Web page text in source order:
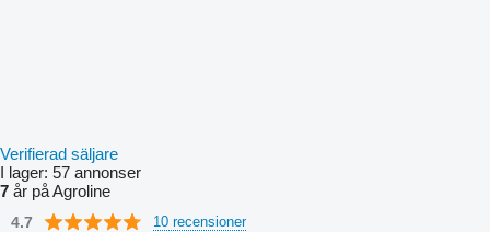
Verifierad säljare
I lager: 57 annonser
7 år på Agroline
4.7 10 recensioner